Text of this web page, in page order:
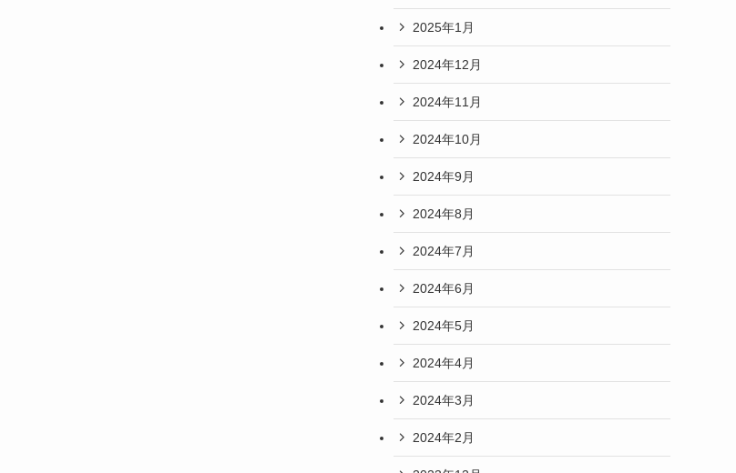
2025年1月
2024年12月
2024年11月
2024年10月
2024年9月
2024年8月
2024年7月
2024年6月
2024年5月
2024年4月
2024年3月
2024年2月